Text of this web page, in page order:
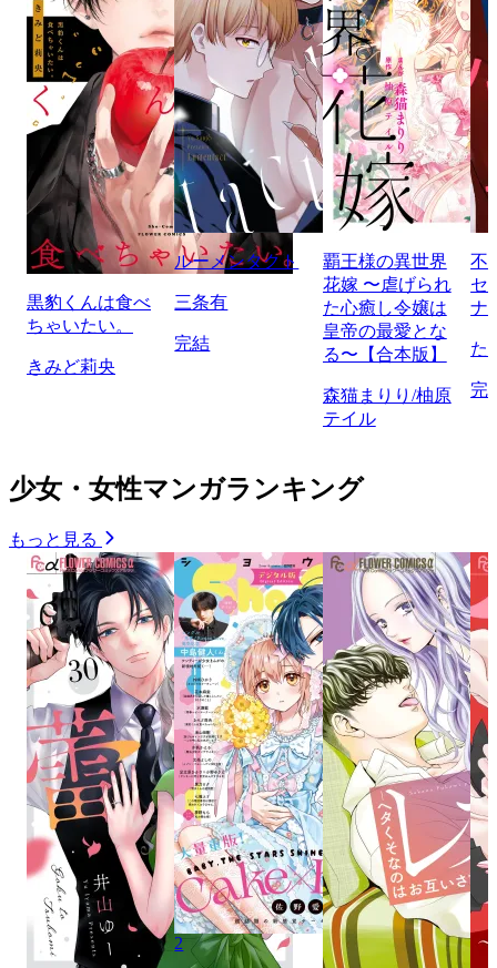
黒豹くんは食べ
ちゃいたい。
きみど莉央
ルーメンタクト
三条有
完結
覇王様の異世界
花嫁 〜虐げられ
た心癒し令嬢は
皇帝の最愛とな
る〜【合本版】
森猫まりり/柚原
テイル
不
セ
ナ
た
完
少女・女性マンガランキング
もっと見る
2